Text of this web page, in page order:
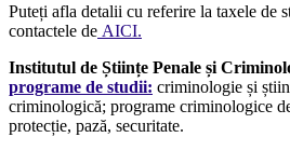
Puteți afla detalii cu referire la taxele de
contactele de AICI.
Institutul de Științe Penale și
programe de studii: criminologie și
criminologică; programe criminologice
protecție, pază, securitate.